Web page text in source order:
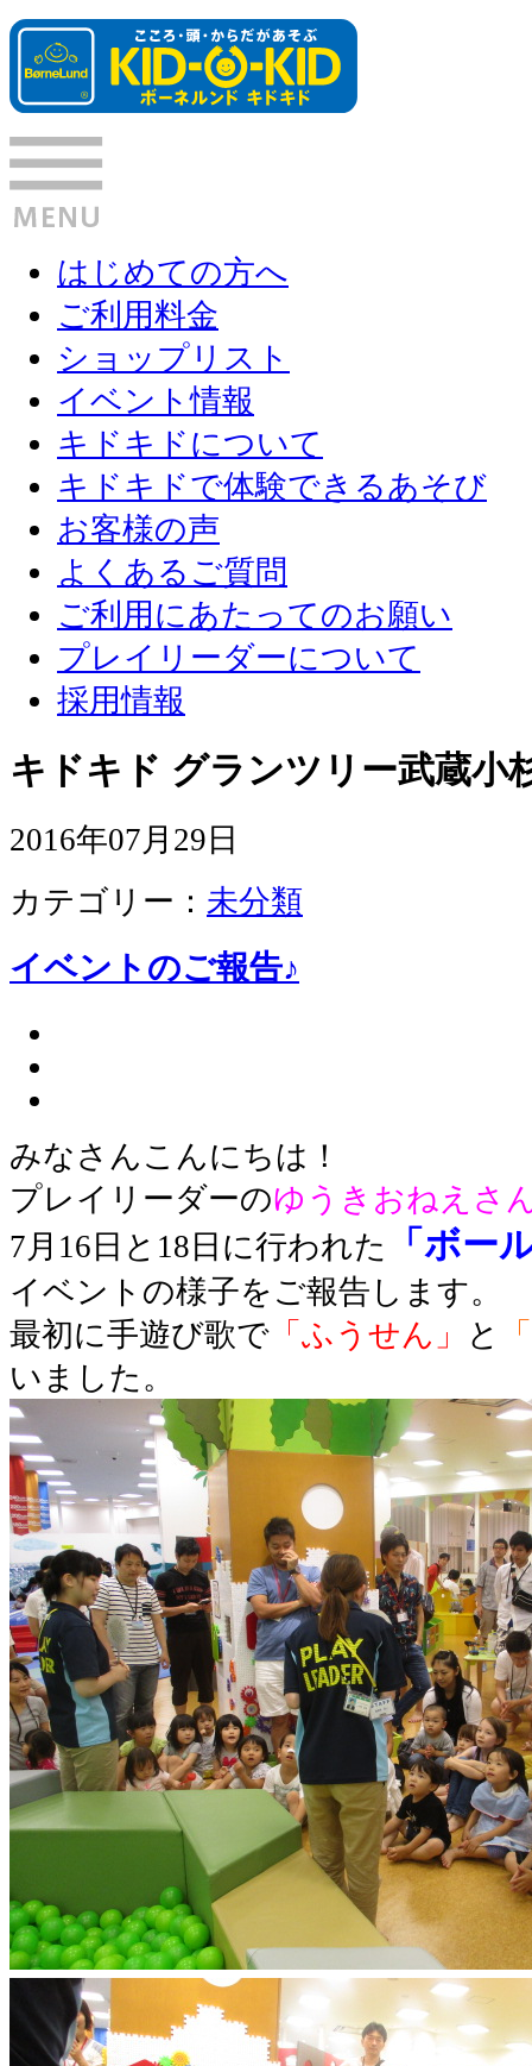
はじめての方へ
ご利用料金
ショップリスト
イベント情報
キドキドについて
キドキドで体験できるあそび
お客様の声
よくあるご質問
ご利用にあたってのお願い
プレイリーダーについて
採用情報
キドキド グランツリー武蔵小
2016年07月29日
カテゴリー： 未分類
イベントのご報告♪
みなさんこんにちは！
プレイリーダーのゆうきおねえさ
7月16日と18日に行われた
「ボー
イベントの様子をご報告します。
最初に手遊び歌で 「ふうせん」 と
いました。